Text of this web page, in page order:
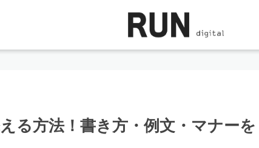
る方法！書き方・例文・マナーを